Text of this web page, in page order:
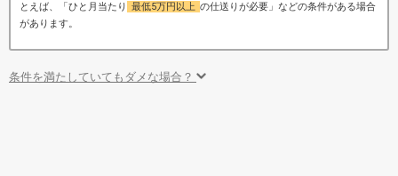
とえば、「ひと月当たり 最低5万円以上 の仕送りが必要」などの条件がある場合
があります。
条件を満たしていてもダメな場合？